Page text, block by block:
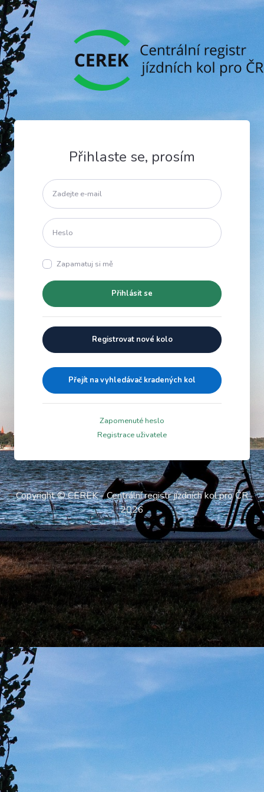
Přihlaste se, prosím
Zapamatuj si mě
Přihlásit se
Registrovat nové kolo
Přejít na vyhledávač kradených kol
Zapomenuté heslo
Registrace uživatele
Copyright © CEREK - Centrální registr jízdních kol pro ČR
2026